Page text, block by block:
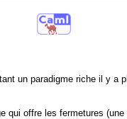
un paradigme riche il y a
qui offre les fermetures